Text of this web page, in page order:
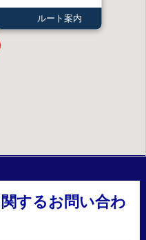
ルート案内
するお問い合わ